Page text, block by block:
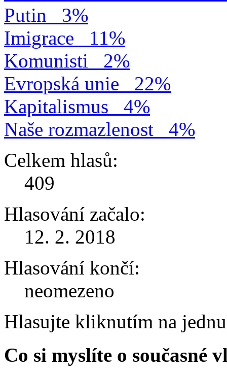
Putin
3%
Imigrace
11%
Komunisti
2%
Evropská unie
22%
Kapitalismus
4%
Naše rozmazlenost
4%
Celkem hlasů:
409
Hlasování začalo:
12. 2. 2018
Hlasování končí:
neomezeno
Hlasujte kliknutím na
Co si myslíte o současné